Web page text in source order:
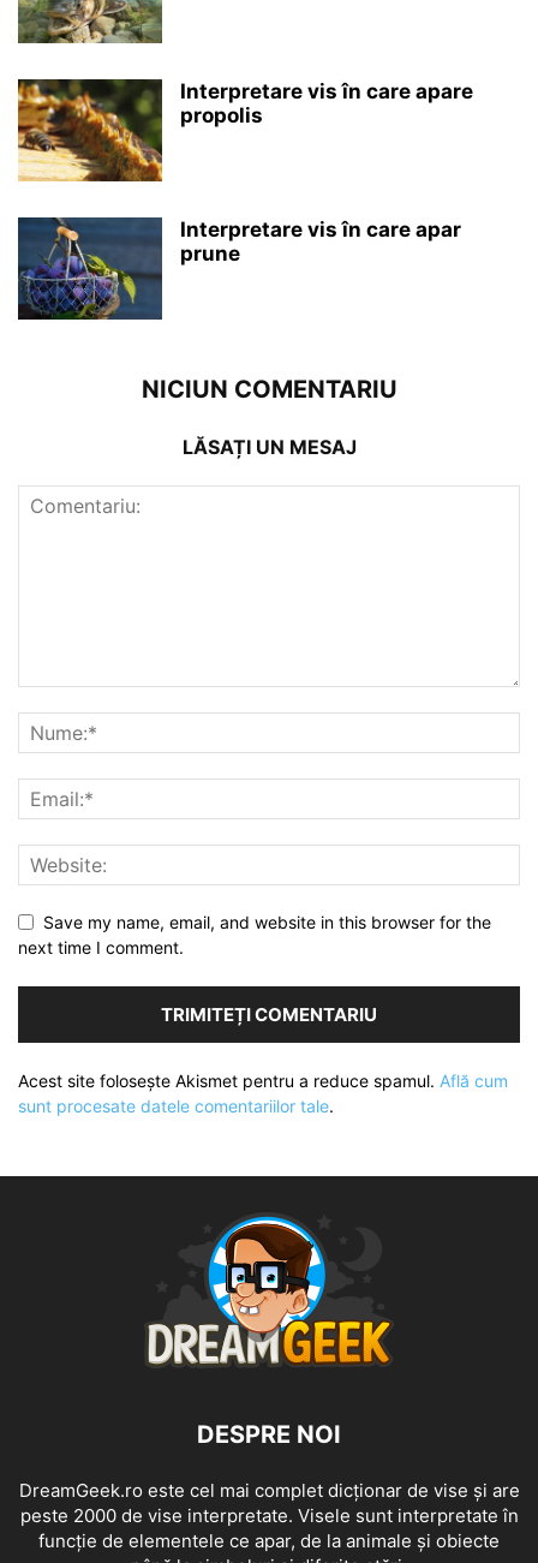
Interpretare vis în care apare
propolis
Interpretare vis în care apar
prune
NICIUN COMENTARIU
LĂSAȚI UN MESAJ
Save my name, email, and website in this browser for the
next time I comment.
Acest site folosește Akismet pentru a reduce spamul. Află cum
sunt procesate datele comentariilor tale.
DESPRE NOI
DreamGeek.ro este cel mai complet dicționar de vise și are
peste 2000 de vise interpretate. Visele sunt interpretate în
funcție de elementele ce apar, de la animale și obiecte